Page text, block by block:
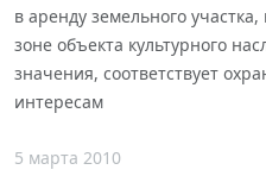
в аренду земельного
зоне объекта культурного
значения, соответствует
интересам
5 марта 2010